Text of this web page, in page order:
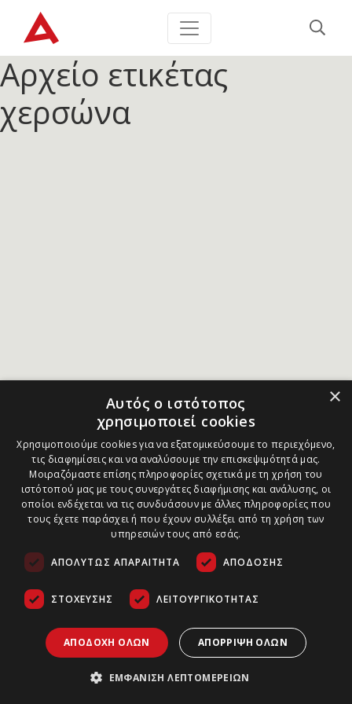
Αρχείο ετικέτας
χερσώνα
×
Αυτός ο ιστότοπος
χρησιμοποιεί cookies
Χρησιμοποιούμε cookies για να εξατομικεύσουμε το περιεχόμενο,
τις διαφημίσεις και να αναλύσουμε την επισκεψιμότητά μας.
Μοιραζόμαστε επίσης πληροφορίες σχετικά με τη χρήση του
ιστότοπού μας με τους συνεργάτες διαφήμισης και ανάλυσης, οι
οποίοι ενδέχεται να τις συνδυάσουν με άλλες πληροφορίες που
τους έχετε παράσχει ή που έχουν συλλέξει από τη χρήση των
υπηρεσιών τους από εσάς.
ΑΠΟΛΎΤΩΣ ΑΠΑΡΑΊΤΗΤΑ ΑΠΌΔΟΣΗΣ
ΣΤΌΧΕΥΣΗΣ ΛΕΙΤΟΥΡΓΙΚΌΤΗΤΑΣ
ΑΠΟΔΟΧΉ ΌΛΩΝ ΑΠΌΡΡΙΨΗ ΌΛΩΝ
ΕΜΦΆΝΙΣΗ ΛΕΠΤΟΜΕΡΕΙΏΝ